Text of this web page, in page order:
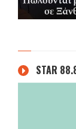
STAR